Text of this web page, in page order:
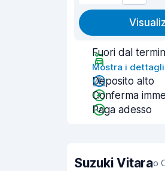
Fuori dal
Mostra i
Deposito alto
Conferma
Paga adesso
Suzuki Vitarao